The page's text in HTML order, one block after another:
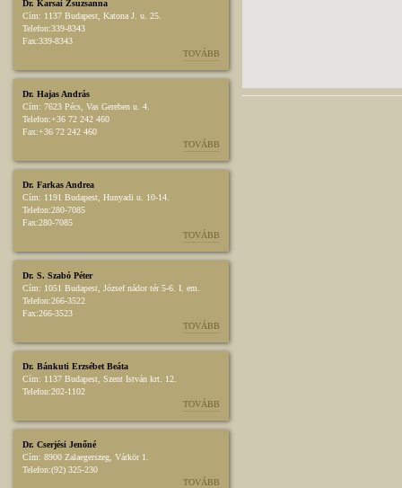
Dr. Karsai Zsuzsanna
Cím: 1137 Budapest, Katona J. u. 25.
Telefon:339-8343
Fax:339-8343
TOVÁBB
Dr. Hajas András
Cím: 7623 Pécs, Vas Gereben u. 4.
Telefon:+36 72 242 460
Fax:+36 72 242 460
TOVÁBB
Dr. Farkas Andrea
Cím: 1191 Budapest, Hunyadi u. 10-14.
Telefon:280-7085
Fax:280-7085
TOVÁBB
Dr. S. Szabó Péter
Cím: 1051 Budapest, József nádor tér 5-6. I. em.
Telefon:266-3522
Fax:266-3523
TOVÁBB
Dr. Bánkuti Erzsébet Beáta
Cím: 1137 Budapest, Szent István krt. 12.
Telefon:202-1102
TOVÁBB
Dr. Cserjési Jenőné
Cím: 8900 Zalaegerszeg, Várkör 1.
Telefon:(92) 325-230
TOVÁBB